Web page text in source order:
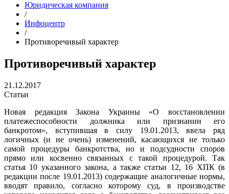
Юридическая компания
/
Инфоцентр
/
Противоречивый характер
Противоречивый характер
21.12.2017
Статьи
Новая редакция Закона Украины «О восстановлении
платежеспособности должника или признании его
банкротом», вступившая в силу 19.01.2013, ввела ряд
логичных (и не очень) изменений, касающихся не только
самой процедуры банкротства, но и подсудности споров
прямо или косвенно связанных с такой процедурой. Так
статья 10 указанного закона, а также статьи 12, 16 ХПК (в
редакции после 19.01.2013) содержащие аналогичные нормы,
вводят правило, согласно которому суд, в производстве